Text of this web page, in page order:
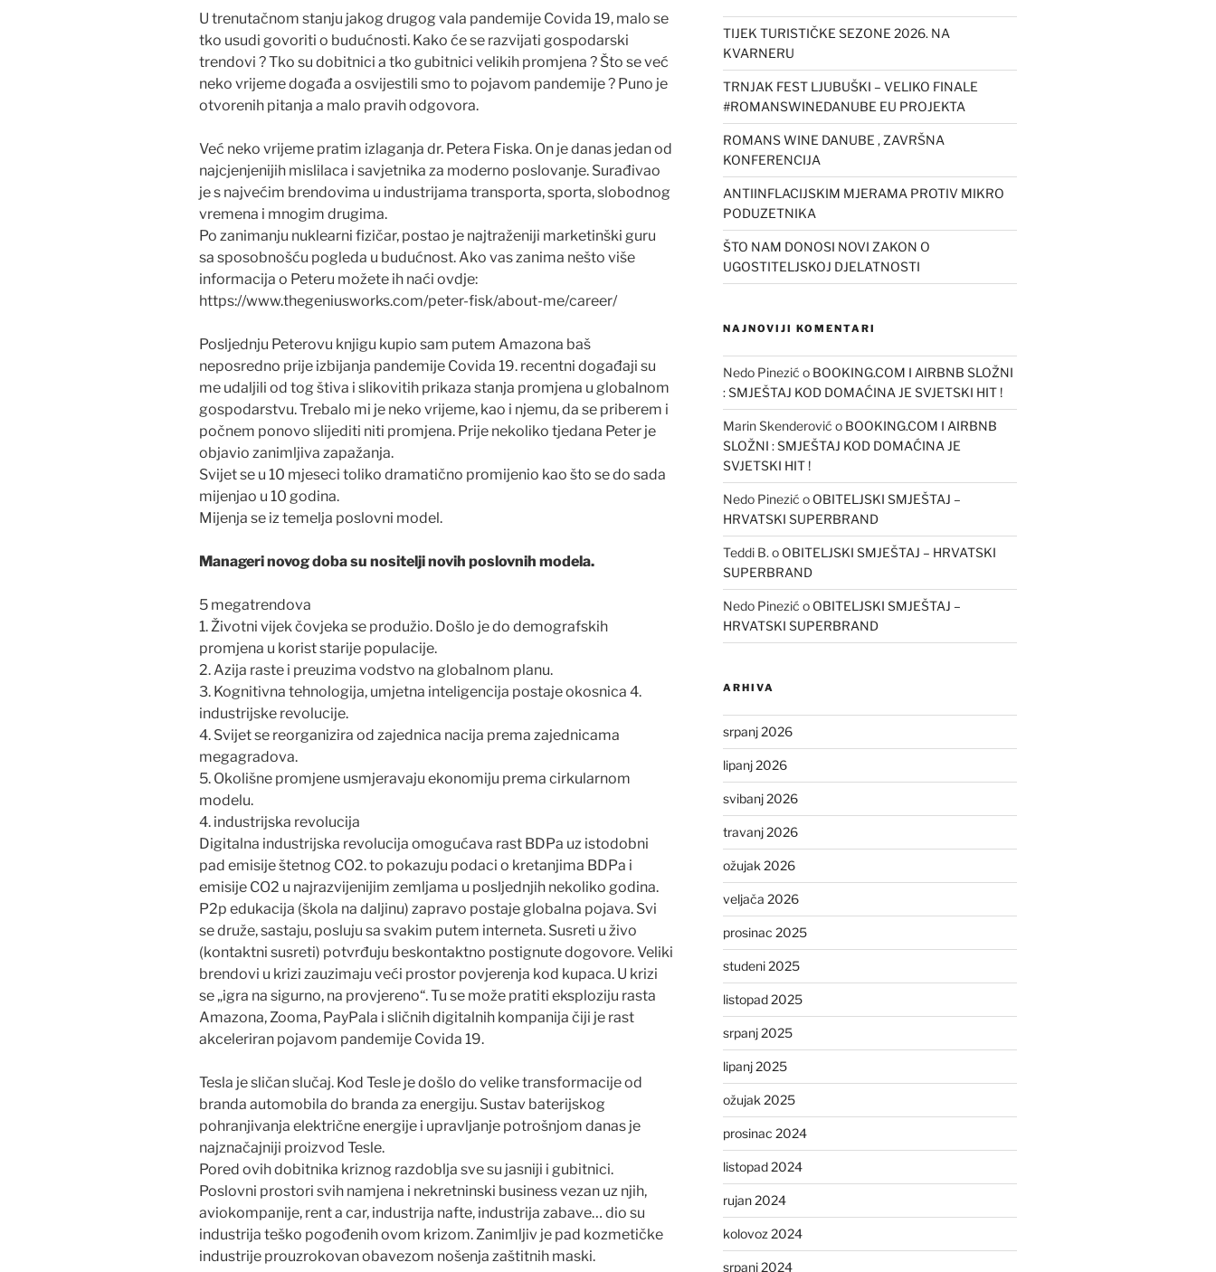
U trenutačnom stanju jakog drugog vala pandemije Covida 19, malo se
tko usudi govoriti o budućnosti. Kako će se razvijati gospodarski
trendovi ? Tko su dobitnici a tko gubitnici velikih promjena ? Što se već
neko vrijeme događa a osvijestili smo to pojavom pandemije ? Puno je
otvorenih pitanja a malo pravih odgovora.
Već neko vrijeme pratim izlaganja dr. Petera Fiska. On je danas jedan od
najcjenjenijih mislilaca i savjetnika za moderno poslovanje. Surađivao
je s najvećim brendovima u industrijama transporta, sporta, slobodnog
vremena i mnogim drugima.
Po zanimanju nuklearni fizičar, postao je najtraženiji marketinški guru
sa sposobnošću pogleda u budućnost. Ako vas zanima nešto više
informacija o Peteru možete ih naći ovdje:
https://www.thegeniusworks.com/peter-fisk/about-me/career/
Posljednju Peterovu knjigu kupio sam putem Amazona baš
neposredno prije izbijanja pandemije Covida 19. recentni događaji su
me udaljili od tog štiva i slikovitih prikaza stanja promjena u globalnom
gospodarstvu. Trebalo mi je neko vrijeme, kao i njemu, da se priberem i
počnem ponovo slijediti niti promjena. Prije nekoliko tjedana Peter je
objavio zanimljiva zapažanja.
Svijet se u 10 mjeseci toliko dramatično promijenio kao što se do sada
mijenjao u 10 godina.
Mijenja se iz temelja poslovni model.
Manageri novog doba su nositelji novih poslovnih modela.
5 megatrendova
1. Životni vijek čovjeka se produžio. Došlo je do demografskih
promjena u korist starije populacije.
2. Azija raste i preuzima vodstvo na globalnom planu.
3. Kognitivna tehnologija, umjetna inteligencija postaje okosnica 4.
industrijske revolucije.
4. Svijet se reorganizira od zajednica nacija prema zajednicama
megagradova.
5. Okolišne promjene usmjeravaju ekonomiju prema cirkularnom
modelu.
4. industrijska revolucija
Digitalna industrijska revolucija omogućava rast BDPa uz istodobni
pad emisije štetnog CO2. to pokazuju podaci o kretanjima BDPa i
emisije CO2 u najrazvijenijim zemljama u posljednjih nekoliko godina.
P2p edukacija (škola na daljinu) zapravo postaje globalna pojava. Svi
se druže, sastaju, posluju sa svakim putem interneta. Susreti u živo
(kontaktni susreti) potvrđuju beskontaktno postignute dogovore. Veliki
brendovi u krizi zauzimaju veći prostor povjerenja kod kupaca. U krizi
se „igra na sigurno, na provjereno“. Tu se može pratiti eksploziju rasta
Amazona, Zooma, PayPala i sličnih digitalnih kompanija čiji je rast
akceleriran pojavom pandemije Covida 19.
Tesla je sličan slučaj. Kod Tesle je došlo do velike transformacije od
branda automobila do branda za energiju. Sustav baterijskog
pohranjivanja električne energije i upravljanje potrošnjom danas je
najznačajniji proizvod Tesle.
Pored ovih dobitnika kriznog razdoblja sve su jasniji i gubitnici.
Poslovni prostori svih namjena i nekretninski business vezan uz njih,
aviokompanije, rent a car, industrija nafte, industrija zabave… dio su
industrija teško pogođenih ovom krizom. Zanimljiv je pad kozmetičke
industrije prouzrokovan obavezom nošenja zaštitnih maski.
TIJEK TURISTIČKE SEZONE 2026. NA
KVARNERU
TRNJAK FEST LJUBUŠKI – VELIKO FINALE
#ROMANSWINEDANUBE EU PROJEKTA
ROMANS WINE DANUBE , ZAVRŠNA
KONFERENCIJA
ANTIINFLACIJSKIM MJERAMA PROTIV MIKRO
PODUZETNIKA
ŠTO NAM DONOSI NOVI ZAKON O
UGOSTITELJSKOJ DJELATNOSTI
NAJNOVIJI KOMENTARI
Nedo Pinezić o BOOKING.COM I AIRBNB SLOŽNI
: SMJEŠTAJ KOD DOMAĆINA JE SVJETSKI HIT !
Marin Skenderović o BOOKING.COM I AIRBNB
SLOŽNI : SMJEŠTAJ KOD DOMAĆINA JE
SVJETSKI HIT !
Nedo Pinezić o OBITELJSKI SMJEŠTAJ –
HRVATSKI SUPERBRAND
Teddi B. o OBITELJSKI SMJEŠTAJ – HRVATSKI
SUPERBRAND
Nedo Pinezić o OBITELJSKI SMJEŠTAJ –
HRVATSKI SUPERBRAND
ARHIVA
srpanj 2026
lipanj 2026
svibanj 2026
travanj 2026
ožujak 2026
veljača 2026
prosinac 2025
studeni 2025
listopad 2025
srpanj 2025
lipanj 2025
ožujak 2025
prosinac 2024
listopad 2024
rujan 2024
kolovoz 2024
srpanj 2024